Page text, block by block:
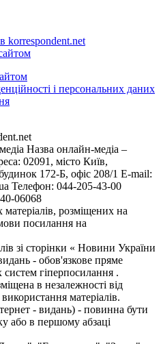
korrespondent.net
і персональних даних
Назва онлайн-медіа –
02091, місто Київ,
172-Б, офіс 208/1 E-mail:
Телефон: 044-205-43-00
06068
розміщених на
посилання на
зі сторінки « Новини України
- обов'язкове пряме
гіперпосилання .
в незалежності від
матеріалів.
- видань) - повинна бути
або в першому абзаці